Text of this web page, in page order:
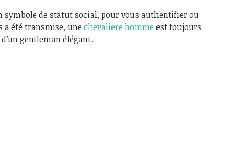
symbole de statut social, pour vous authentifier ou
a été transmise, une chevaliere homme est toujours
gentleman élégant.